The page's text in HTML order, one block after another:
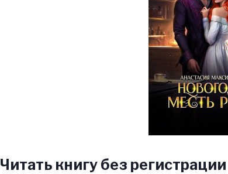
Читать книгу без регистрации